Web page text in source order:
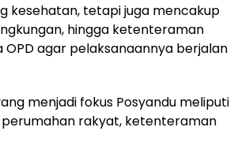
kesehatan, tetapi juga mencakup
hingga ketenteraman
agar pelaksanaannya berjalan
menjadi fokus Posyandu meliputi
rakyat, ketenteraman